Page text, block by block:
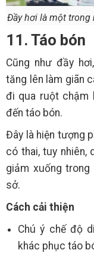
Đầy hơi là một trong
11. Táo bón
Cũng như đầy
tăng lên làm giãn
đi qua ruột chậm
đến táo bón.
Đây là hiện tượng
có thai, tuy nhiên,
giảm xuống
sở.
Cách cải thiện
Chú ý chế độ
khác phục táo